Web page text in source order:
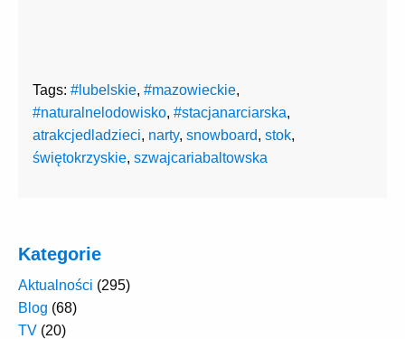
Tags: #lubelskie, #mazowieckie,
#naturalnelodowisko, #stacjanarciarska,
atrakcjedladzieci, narty, snowboard, stok,
świętokrzyskie, szwajcariabaltowska
Kategorie
Aktualności (295)
Blog (68)
TV (20)